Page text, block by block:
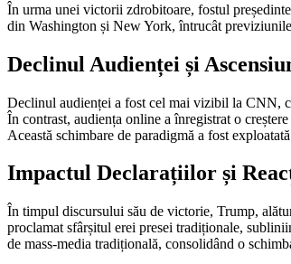
În urma unei victorii zdrobitoare, fostul
din Washington și New York, întrucât
Declinul Audienței și
Declinul audienței a fost cel mai vizibil la CNN,
În contrast, audiența online a înregistrat o
Această schimbare de paradigmă a fost
Impactul Declarațiilor și
În timpul discursului său de victorie, Trump,
proclamat sfârșitul erei presei tradiționale,
de mass-media tradițională, consolidând o